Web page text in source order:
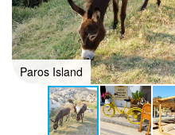
Paros Island